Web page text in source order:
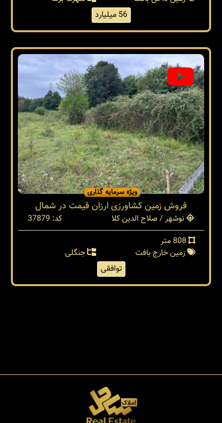
56 میلیارد
ویژه سرمایه گذاری
فروش زمین کشاورزی ارزان قیمت در شمال
نوشهر / صلاح الدین کلا
کد: 37879
زمین خارج بافت
جنگلی
توافقی